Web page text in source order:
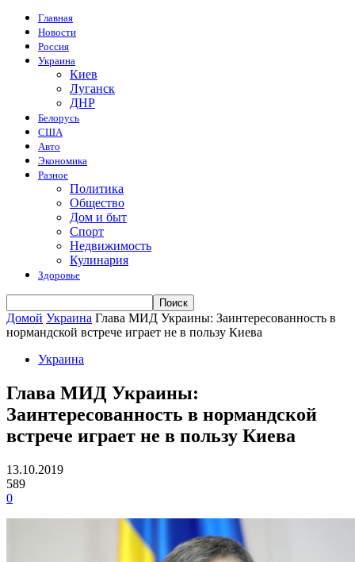
Главная
Новости
Россия
Украина
Киев
Луганск
ДНР
Белорусь
США
Авто
Экономика
Разное
Политика
Общество
Дом и быт
Спорт
Недвижимость
Кулинария
Здоровье
Домой Украина Глава МИД Украины: Заинтересованность в
нормандской встрече играет не в пользу Киева
Украина
Глава МИД Украины:
Заинтересованность в нормандской
встрече играет не в пользу Киева
13.10.2019
589
0